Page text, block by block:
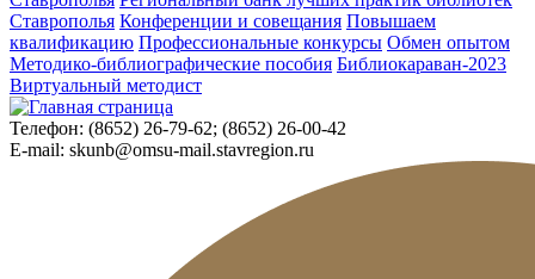
Ставрополья Конференции и совещания Повышаем
квалификацию Профессиональные конкурсы Обмен опытом
Методико-библиографические пособия Библиокараван-2023
Виртуальный методист
Телефон: (8652) 26-79-62; (8652) 26-00-42
E-mail: skunb@omsu-mail.stavregion.ru